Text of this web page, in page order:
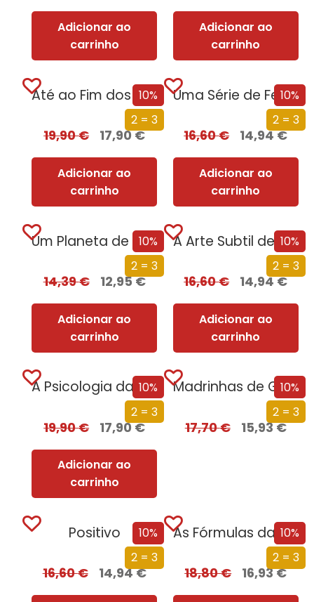
Adicionar ao
carrinho
Adicionar ao
carrinho
10%
2 = 3
Até ao Fim dos Tempos
19,90€ 17,90€
Adicionar ao
carrinho
10%
2 = 3
Uma Série de Felizes Coincidências
16,60€ 14,94€
Adicionar ao
carrinho
10%
2 = 3
Um Planeta de Vírus
14,39€ 12,95€
Adicionar ao
carrinho
10%
2 = 3
A Arte Subtil de Saber Seduzir
16,60€ 14,94€
Adicionar ao
carrinho
10%
2 = 3
A Psicologia da Estupidez
19,90€ 17,90€
Adicionar ao
carrinho
10%
2 = 3
Madrinhas de Guerra
17,70€ 15,93€
10%
2 = 3
Positivo
16,60€ 14,94€
10%
2 = 3
As Fórmulas da Vida e da Morte
18,80€ 16,93€